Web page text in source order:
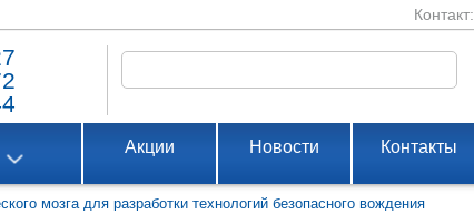
Контакт:
Акции Новости Контакты
мозга для разработки технологий безопасного вождения